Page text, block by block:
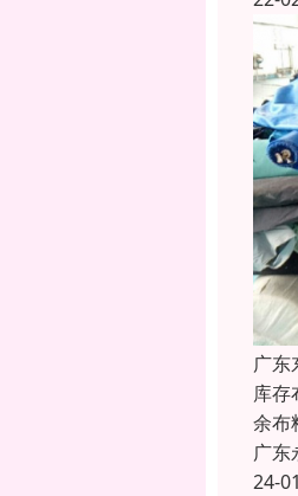
广东
库
余布
广东
24-